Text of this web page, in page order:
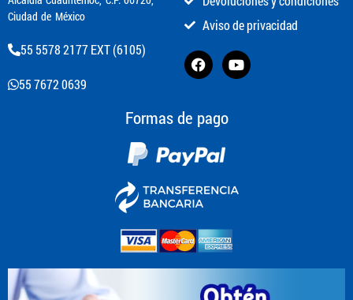
Ciudad de México
55 5578 2177 EXT (6105)
55 7672 0639
Aviso de privacidad
Formas de pago